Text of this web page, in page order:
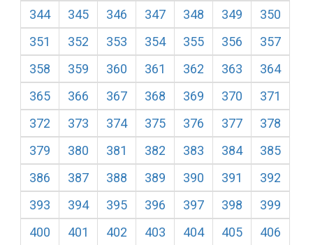
344
345 346 347 348 349
350
351
352 353 354 355 356
357
358
359 360 361 362 363
364
365
366 367 368 369 370
371
372
373 374 375 376 377
378
379
380 381 382 383 384
385
386
387 388 389 390 391
392
393
394 395 396 397 398
399
400
401 402 403 404 405 406